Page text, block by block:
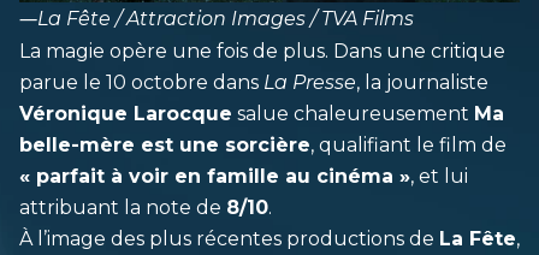
―La Fête / Attraction Images / TVA Films
La magie opère une fois de plus. Dans une critique
parue le 10 octobre dans La Presse, la journaliste
Véronique Larocque salue chaleureusement Ma
belle-mère est une sorcière, qualifiant le film de
« parfait à voir en famille au cinéma », et lui
attribuant la note de 8/10.
À l’image des plus récentes productions de La Fête,